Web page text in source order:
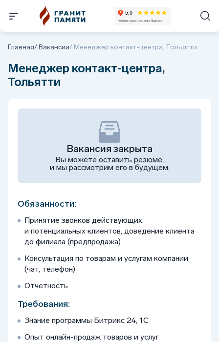
Главная/Вакансии/ Менеджер контакт-центра, Тольятти
Менеджер контакт-центра,
Тольятти
Вакансия закрыта
Вы можете оставить резюме,
и мы рассмотрим его в будущем.
Обязанности:
Принятие звонков действующих
и потенциальных клиентов, доведение клиента
до филиала (предпродажа)
Консультация по товарам и услугам компании
(чат, телефон)
Отчетность
Требования:
Знание программы Битрикс 24, 1С
Опыт онлайн-продаж товаров и услуг